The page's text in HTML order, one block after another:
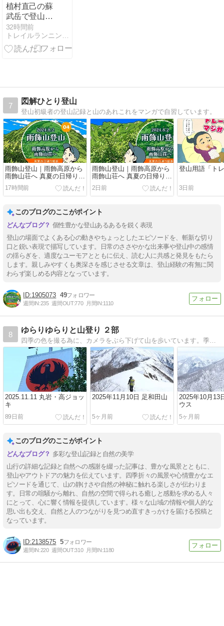
植村直己の蘇
武岳で登山！
三草山の近
元・辰己ロー
ドと千ヶ峰の
32時間前
7
図解ひとり登山
登山初級者の登山記録と山のあれこれをマンガで自習しています。
雨飾山登山｜雨飾高原から
雨飾山荘へ 真夏の日帰り縦
走（04）笹平
17時間前
雨飾山登山｜雨飾高原から
雨飾山荘へ 真夏の日帰り縦
走（03）登山道
2日前
登山用語「ト
3日前
このブログのここがポイント
個性豊かな登山あるあるを鋭く表現
登山の場面でよくある心の動きやちょっとしたエピソードを、斬新な切り
口と鋭い表現で描写しています。日常のささやかな出来事や登山中の感情
の揺らぎを、適度なユーモアとともに伝え、読む人に共感と発見をもたら
します。親しみやすくも奥深さを感じさせる文章は、登山経験の有無に関
わらず楽しめる内容となっています。
1905073 49
週間IN:235 週間OUT:770 月間IN:1110
8
ゆらりゆらりと山登り ２部
2025.11.11 丸岩・高ジョッ
キ
89日前
2025年11月10日 足和田山
5ヶ月前
2025年10月13
ウス
5ヶ月前
このブログのここがポイント
多彩な登山記録と自然の美学
山行の詳細な記録と自然への感謝を綴った記事は、豊かな風景とともに、
登山やアウトドアの魅力を伝えています。四季折々の風景や心情豊かなエ
ピソードを通じて、山の静けさや自然の神秘に触れる楽しさが伝わりま
す。日常の喧騒から離れ、自然の空間で得られる癒しと感動を求める人々
にとって、心に響く情報を提供しています。様々な山域の情報や個人的な
思い出も交え、自然と人のつながりを見つめ直すきっかけを届ける投稿と
なっています。
2138575 5
週間IN:220 週間OUT:310 月間IN:1180